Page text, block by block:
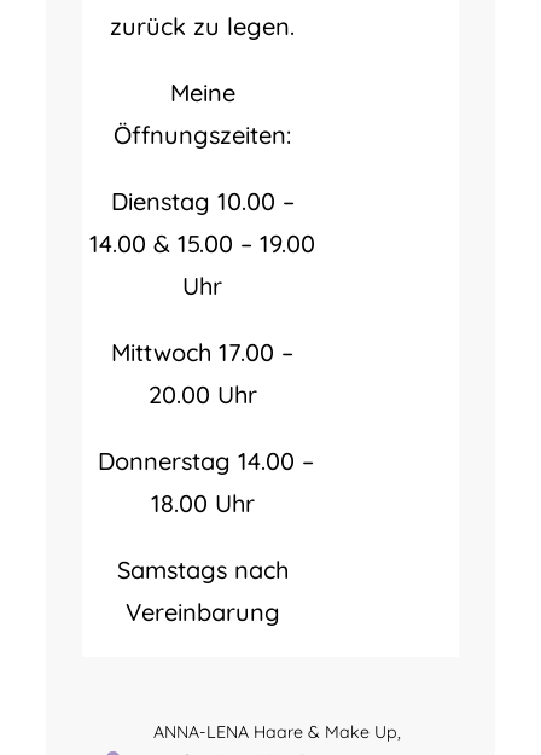
zurück zu legen.
Meine
Öffnungszeiten:
Dienstag 10.00 –
14.00 & 15.00 – 19.00
Uhr
Mittwoch 17.00 –
20.00 Uhr
Donnerstag 14.00 –
18.00 Uhr
Samstags nach
Vereinbarung
ANNA-LENA Haare & Make Up,